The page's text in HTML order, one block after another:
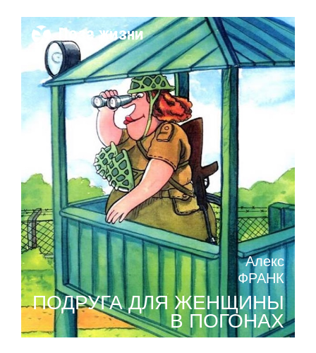
Поза жизни
Алекс
ФРАНК
ПОДРУГА ДЛЯ ЖЕНЩИНЫ
В ПОГОНАХ